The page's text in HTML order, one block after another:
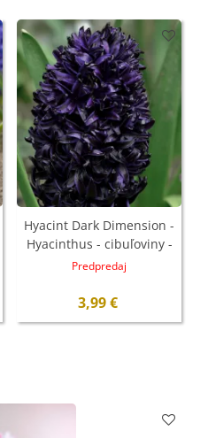
Hyacint Dark Dimension -
Hyacinthus - cibuľoviny -
1 ks
Predpredaj
3,99 €